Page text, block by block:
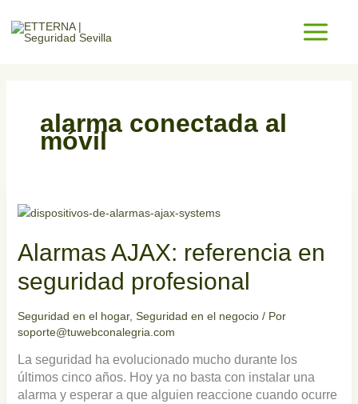
contenido
alarma conectada al
móvil
Alarmas AJAX: referencia en
seguridad profesional
Seguridad en el hogar, Seguridad en el negocio/ Por
soporte@tuwebconalegria.com
La seguridad ha evolucionado mucho durante los
últimos cinco años. Hoy ya no basta con instalar una
alarma y esperar a que alguien reaccione cuando ocurre
AJAX:
en
seguridad
profesional